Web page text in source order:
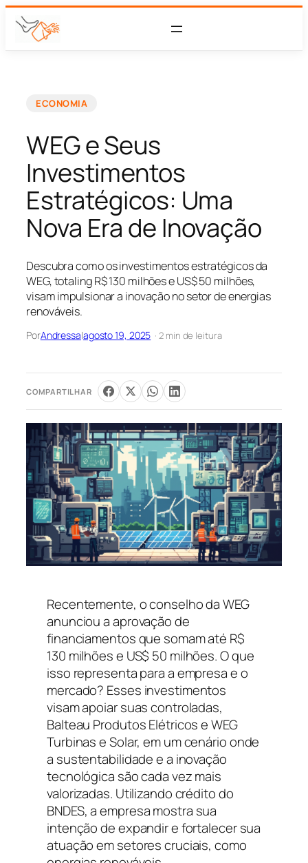
ECONOMIA
WEG e Seus
Investimentos
Estratégicos: Uma
Nova Era de Inovação
Descubra como os investimentos estratégicos da
WEG, totaling R$ 130 milhões e US$ 50 milhões,
visam impulsionar a inovação no setor de energias
renováveis.
PorAndressa|agosto 19, 2025 · 2 min de leitura
COMPARTILHAR
Recentemente, o conselho da WEG
anunciou a aprovação de
financiamentos que somam até R$
130 milhões e US$ 50 milhões. O que
isso representa para a empresa e o
mercado? Esses investimentos
visam apoiar suas controladas,
Balteau Produtos Elétricos e WEG
Turbinas e Solar, em um cenário onde
a sustentabilidade e a inovação
tecnológica são cada vez mais
valorizadas. Utilizando crédito do
BNDES, a empresa mostra sua
intenção de expandir e fortalecer sua
atuação em setores cruciais, como